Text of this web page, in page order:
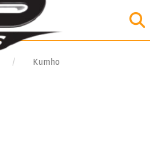
Kumho